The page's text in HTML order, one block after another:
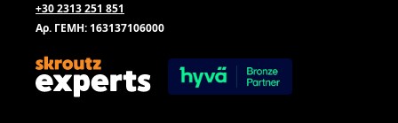
+30 2313 251 851
Αρ. ΓΕΜΗ: 163137106000